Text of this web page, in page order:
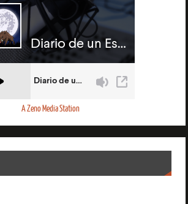
A Zeno Media Station